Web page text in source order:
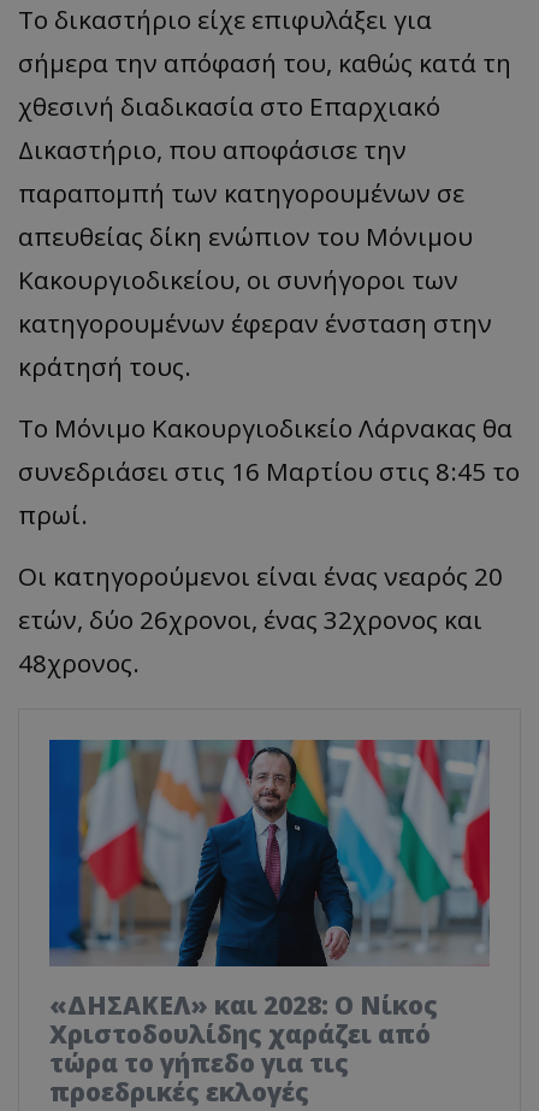
Το δικαστήριο είχε επιφυλάξει για
σήμερα την απόφασή του, καθώς κατά τη
χθεσινή διαδικασία στο Επαρχιακό
Δικαστήριο, που αποφάσισε την
παραπομπή των κατηγορουμένων σε
απευθείας δίκη ενώπιον του Μόνιμου
Κακουργιοδικείου, οι συνήγοροι των
κατηγορουμένων έφεραν ένσταση στην
κράτησή τους.
Το Μόνιμο Κακουργιοδικείο Λάρνακας θα
συνεδριάσει στις 16 Μαρτίου στις 8:45 το
πρωί.
Οι κατηγορούμενοι είναι ένας νεαρός 20
ετών, δύο 26χρονοι, ένας 32χρονος και
48χρονος.
«ΔΗΣΑΚΕΛ» και 2028: Ο Νίκος
Χριστοδουλίδης χαράζει από
τώρα το γήπεδο για τις
προεδρικές εκλογές